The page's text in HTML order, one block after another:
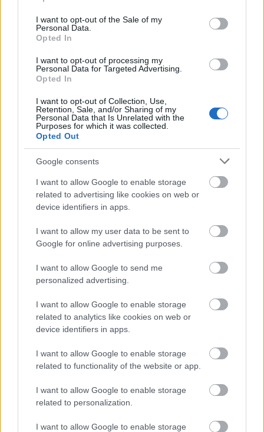
use your data for below specified purposes in below Google
consent section.
I want to opt-out of the Sale of my
Personal Data.
Opted In
I want to opt-out of processing my
Personal Data for Targeted Advertising.
Opted In
I want to opt-out of Collection, Use,
Retention, Sale, and/or Sharing of my
Personal Data that Is Unrelated with the
Purposes for which it was collected.
Opted Out
Google consents
I want to allow Google to enable storage
related to advertising like cookies on web or
device identifiers in apps.
I want to allow my user data to be sent to
Google for online advertising purposes.
I want to allow Google to send me
personalized advertising.
I want to allow Google to enable storage
related to analytics like cookies on web or
device identifiers in apps.
I want to allow Google to enable storage
related to functionality of the website or app.
I want to allow Google to enable storage
related to personalization.
I want to allow Google to enable storage
11:00 Καθαρός
Μεσημέρι
12:00
35°
Καθαρός
36°
Αίσθηση34° Άνεμος 3 bf